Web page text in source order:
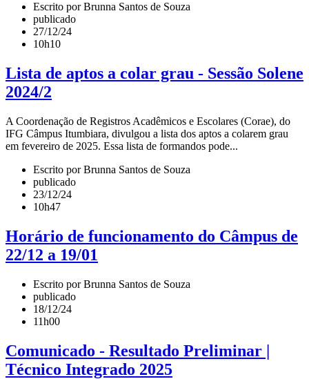
Escrito por Brunna Santos de Souza
publicado
27/12/24
10h10
Lista de aptos a colar grau - Sessão Solene
2024/2
A Coordenação de Registros Acadêmicos e Escolares (Corae), do
IFG Câmpus Itumbiara, divulgou a lista dos aptos a colarem grau
em fevereiro de 2025. Essa lista de formandos pode...
Escrito por Brunna Santos de Souza
publicado
23/12/24
10h47
Horário de funcionamento do Câmpus de
22/12 a 19/01
Escrito por Brunna Santos de Souza
publicado
18/12/24
11h00
Comunicado - Resultado Preliminar |
Técnico Integrado 2025